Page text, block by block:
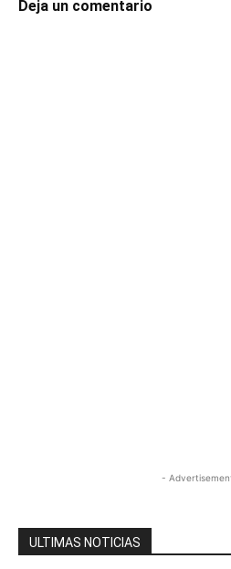
Deja un comentario
-
ULTIMAS NOTICIAS